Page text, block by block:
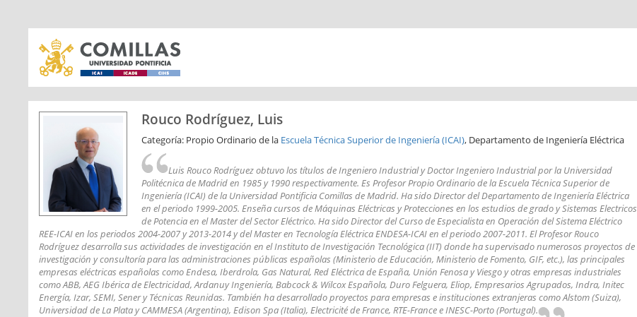
Rouco Rodríguez, Luis
Categoría: Propio Ordinario de la Escuela Técnica Superior de Ingeniería (ICAI), Departamento de Ingeniería Eléctrica
Luis Rouco Rodríguez obtuvo los títulos de Ingeniero Industrial y Doctor Ingeniero Industrial por la Universidad
Politécnica de Madrid en 1985 y 1990 respectivamente. Es Profesor Propio Ordinario de la Escuela Técnica Superior de
Ingeniería (ICAI) de la Universidad Pontificia Comillas de Madrid. Ha sido Director del Departamento de Ingeniería Eléctrica
en el periodo 1999-2005. Enseña cursos de Máquinas Eléctricas y Protecciones en los estudios de grado y Sistemas Electricos
de Potencia en el Master del Sector Eléctrico. Ha sido Director del Curso de Especialista en Operación del Sistema Eléctrico
REE-ICAI en los periodos 2004-2007 y 2013-2014 y del Master en Tecnología Eléctrica ENDESA-ICAI en el periodo 2007-2011. El Profesor Rouco
Rodríguez desarrolla sus actividades de investigación en el Instituto de Investigación Tecnológica (IIT) donde ha supervisado numerosos proyectos de
investigación y consultoría para las administraciones públicas españolas (Ministerio de Educación, Ministerio de Fomento, GIF, etc.), las principales
empresas eléctricas españolas como Endesa, Iberdrola, Gas Natural, Red Eléctrica de España, Unión Fenosa y Viesgo y otras empresas industriales
como ABB, AEG Ibérica de Electricidad, Ardanuy Ingeniería, Babcock & Wilcox Española, Duro Felguera, Eliop, Empresarios Agrupados, Indra, Initec
Energía, Izar, SEMI, Sener y Técnicas Reunidas. También ha desarrollado proyectos para empresas e instituciones extranjeras como Alstom (Suiza),
Universidad de La Plata y CAMMESA (Argentina), Edison Spa (Italia), Electricité de France, RTE-France e INESC-Porto (Portugal).